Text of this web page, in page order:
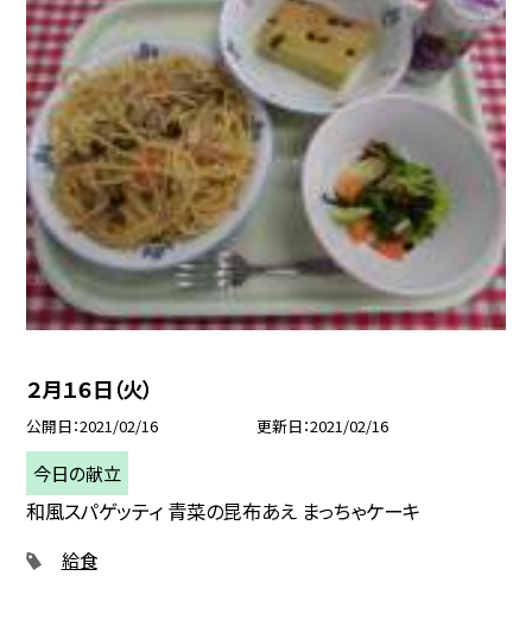
２月１６日（火）
公開日 2021/02/16 更新日 2021/02/16
今日の献立
和風スパゲッティ 青菜の昆布あえ まっちゃケーキ
給食